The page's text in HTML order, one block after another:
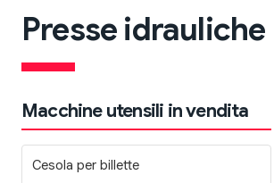
Presse idrauliche
Macchine utensili in vendita
Cesola per billette